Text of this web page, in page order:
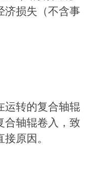
济损失（不含事
运转的复合轴辊
合轴辊卷入，致
原因。